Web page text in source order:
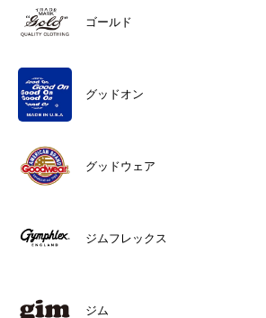
ゴールド
グッドオン
グッドウェア
ジムフレックス
ジム